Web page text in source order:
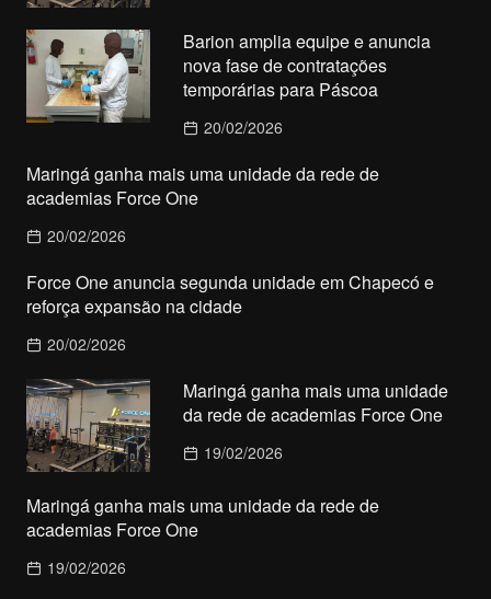
Barion amplia equipe e anuncia
nova fase de contratações
temporárias para Páscoa
20/02/2026
Maringá ganha mais uma unidade da rede de
academias Force One
20/02/2026
Force One anuncia segunda unidade em Chapecó e
reforça expansão na cidade
20/02/2026
Maringá ganha mais uma unidade
da rede de academias Force One
19/02/2026
Maringá ganha mais uma unidade da rede de
academias Force One
19/02/2026